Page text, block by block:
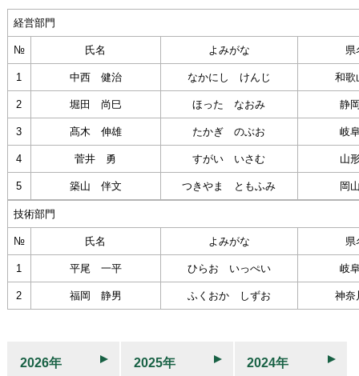
経営部門
№ 氏名 よみがな 県
1 中西 健治 なかにし けんじ 和歌
2 堀田 尚巳 ほった なおみ 静
3 髙木 伸雄 たかぎ のぶお 岐
4 菅井 勇 すがい いさむ 山
5 築山 伴文 つきやま ともふみ 岡
技術部門
№ 氏名 よみがな 県
1 平尾 一平 ひらお いっぺい 岐
2 福岡 静男 ふくおか しずお 神奈
2026年 2025年 2024年